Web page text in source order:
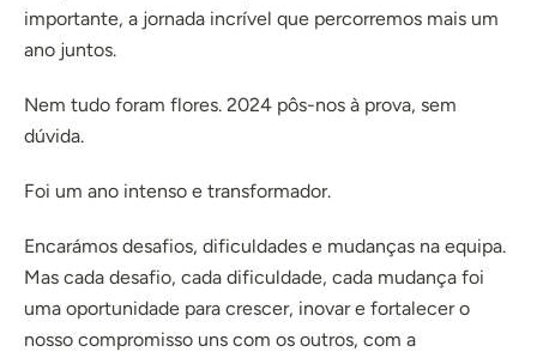
importante, a jornada incrível que percorremos mais um
ano juntos.
Nem tudo foram flores. 2024 pôs-nos à prova, sem
dúvida.
Foi um ano intenso e transformador.
Encarámos desafios, dificuldades e mudanças na equipa.
Mas cada desafio, cada dificuldade, cada mudança foi
uma oportunidade para crescer, inovar e fortalecer o
nosso compromisso uns com os outros, com a